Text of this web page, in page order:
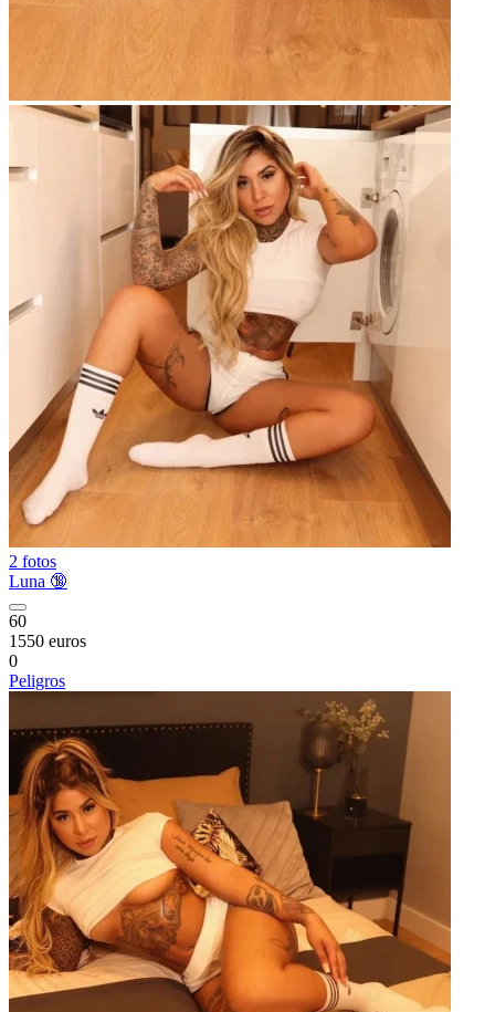
2 fotos
Luna 🔞
60
1550 euros
0
Peligros